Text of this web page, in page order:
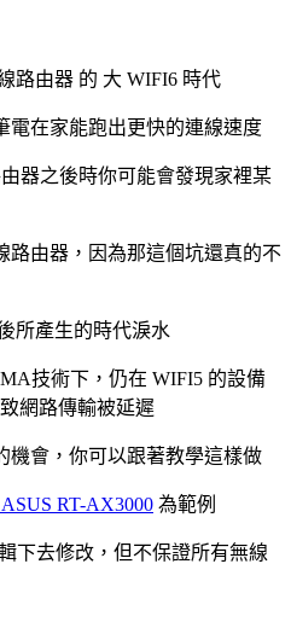
路由器 的 大 WIFI6 時代
電在家能跑出更快的連線速度
器之後時你可能會發現家裡某
路由器，因為那這個坑還真的不
所產生的時代淚水
技術下，仍在 WIFI5 的設備
網路傳輸被延遲
機會，你可以跟著教學這樣做
RT-AX3000 為範例
下去修改，但不保證所有無線